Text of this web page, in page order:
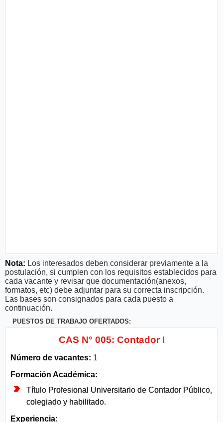
Nota: Los interesados deben considerar previamente a la
postulación, si cumplen con los requisitos establecidos para
cada vacante y revisar que documentación(anexos,
formatos, etc) debe adjuntar para su correcta inscripción.
Las bases son consignados para cada puesto a
continuación.
PUESTOS DE TRABAJO OFERTADOS:
CAS N° 005: Contador I
Número de vacantes: 1
Formación Académica:
Título Profesional Universitario de Contador Público,
colegiado y habilitado.
Experiencia: